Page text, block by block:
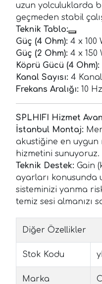
uzun yolculuklarda
geçmeden stabil
Teknik Tablo:
Güç (4 Ohm): 4 x 100
Güç (2 Ohm): 4 x 150
Köprü Gücü (4 Ohm):
Kanal Sayısı: 4
Frekans Aralığı: 10
SPLHIFI Hizmet
İstanbul Montaj:
akustiğine en
hizmetini sunuyoruz.
Teknik Destek: Gain
ayarları konusunda
sisteminizi yanma
temiz sesi almanızı
Diğer Özellikler
Stok Kodu
Marka